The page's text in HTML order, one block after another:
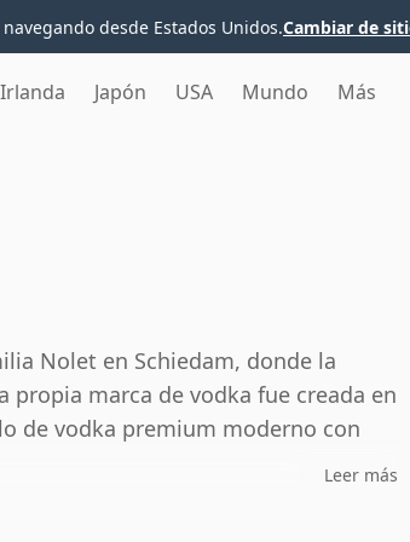
desde Estados Unidos.Cambiar de
Irlanda Japón USA Mundo Más
Nolet en Schiedam, donde la
marca de vodka fue creada en
de vodka premium moderno con
Leer más